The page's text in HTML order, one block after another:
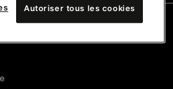
Autoriser tous les cookies